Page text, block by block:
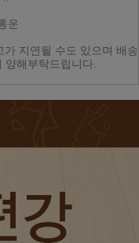
운
가 지연될 수도 있으며 배송
양해부탁드립니다.